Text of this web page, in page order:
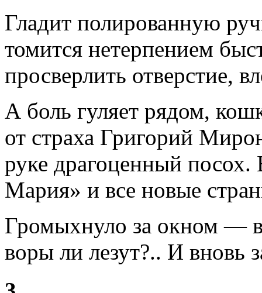
Гладит полированную
томится нетерпением
просверлить отверстие,
А боль гуляет рядом,
от страха Григорий
руке драгоценный посох.
Мария» и все новые
Громыхнуло за окном —
воры ли лезут?.. И вновь